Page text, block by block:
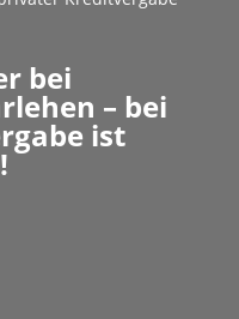
bei
– bei
ist